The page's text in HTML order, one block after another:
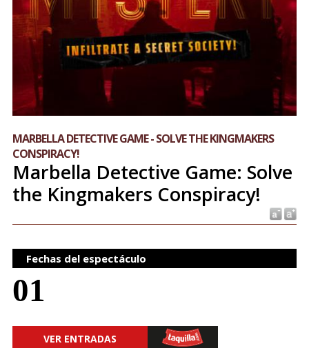
MARBELLA DETECTIVE GAME - SOLVE THE KINGMAKERS
CONSPIRACY!
Marbella Detective Game: Solve
the Kingmakers Conspiracy!
Fechas del espectáculo
01
VER ENTRADAS